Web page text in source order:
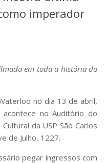
Rede
imperador
em toda a história do
no dia 13 de abril,
no Auditório do
da USP São Carlos
de Julho, 1227.
pegar ingressos com